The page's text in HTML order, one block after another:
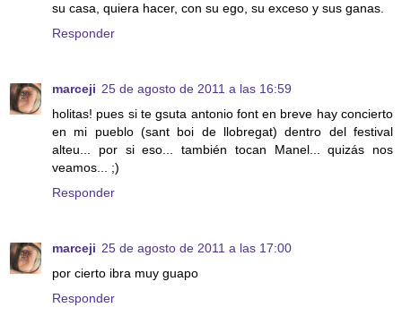
su casa, quiera hacer, con su ego, su exceso y sus ganas.
Responder
marceji 25 de agosto de 2011 a las 16:59
holitas! pues si te gsuta antonio font en breve hay concierto
en mi pueblo (sant boi de llobregat) dentro del festival
alteu... por si eso... también tocan Manel... quizás nos
veamos... ;)
Responder
marceji 25 de agosto de 2011 a las 17:00
por cierto ibra muy guapo
Responder